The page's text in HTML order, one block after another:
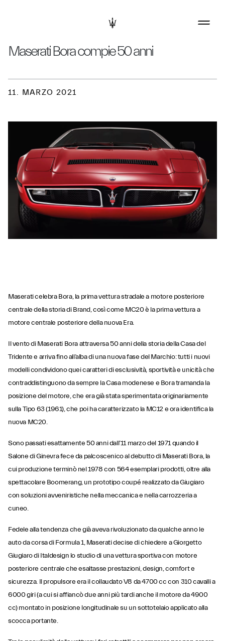
Maserati Bora compie 50 anni
11. MARZO 2021
Maserati celebra Bora, la prima vettura stradale a motore posteriore
centrale della storia di Brand, così come MC20 è la prima vettura a
motore centrale posteriore della nuova Era.
Il vento di Maserati Bora attraversa 50 anni della storia della Casa del
Tridente e arriva fino all’alba di una nuova fase del Marchio: tutti i nuovi
modelli condividono quei caratteri di esclusività, sportività e unicità che
contraddistinguono da sempre la Casa modenese e Bora tramanda la
posizione del motore, che era già stata sperimentata originariamente
sulla Tipo 63 (1961), che poi ha caratterizzato la MC12 e ora identifica la
nuova MC20.
Sono passati esattamente 50 anni dall’11 marzo del 1971 quando il
Salone di Ginevra fece da palcoscenico al debutto di Maserati Bora, la
cui produzione terminò nel 1978 con 564 esemplari prodotti, oltre alla
spettacolare Boomerang, un prototipo coupé realizzato da Giugiaro
con soluzioni avveniristiche nella meccanica e nella carrozzeria a
cuneo.
Fedele alla tendenza che già aveva rivoluzionato da qualche anno le
auto da corsa di Formula 1, Maserati decise di chiedere a Giorgetto
Giugiaro di Italdesign lo studio di una vettura sportiva con motore
posteriore centrale che esaltasse prestazioni, design, comfort e
sicurezza. Il propulsore era il collaudato V8 da 4700 cc con 310 cavalli a
6000 giri (a cui si affiancò due anni più tardi anche il motore da 4900
cc) montato in posizione longitudinale su un sottotelaio applicato alla
scocca portante.